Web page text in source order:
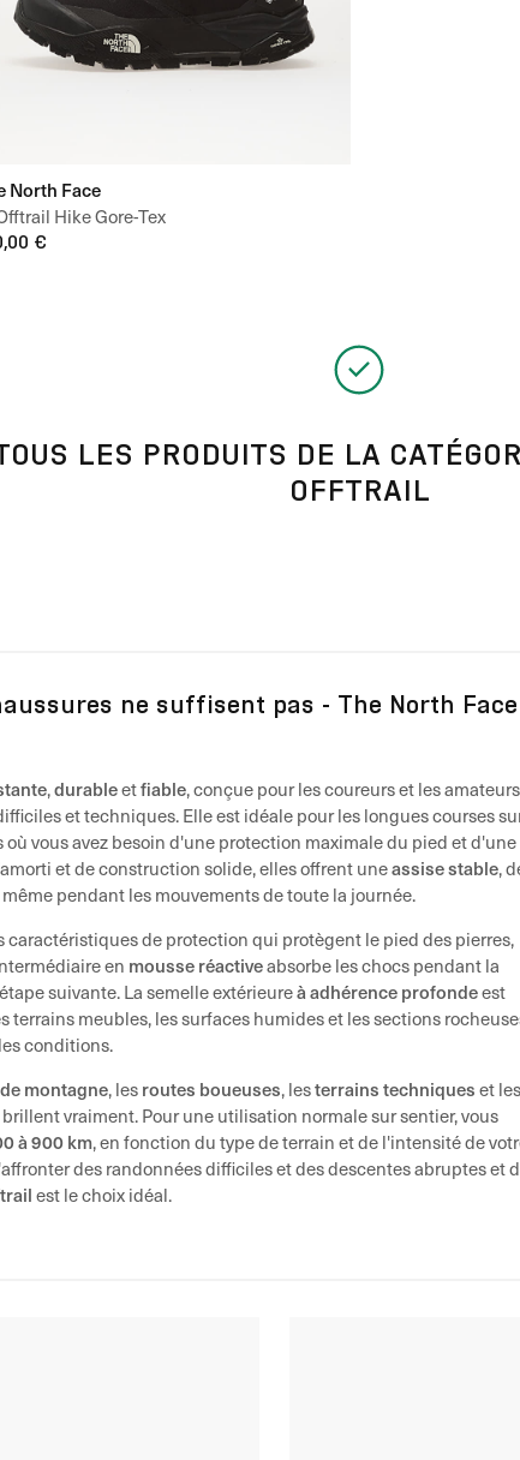
North Face
Hike Gore-Tex
€
LES PRODUITS DE LA
OFFTRAIL
ne suffisent pas - The North Face
,durableetfiable, conçue pour les coureurs et les amateurs
et techniques. Elle est idéale pour les longues courses
vous avez besoin d'une protection maximale du pied et d'une
et de construction solide, elles offrent uneassise stable,
pendant les mouvements de toute la journée.
caractéristiques de protection qui protègent le pied des pierres,
en mousse réactiveabsorbe les chocs pendant la
suivante. La semelle extérieureà adhérence profondeest
meubles, les surfaces humides et les sections
conditions.
montagne, les routes boueuses, lesterrains techniques et les
vraiment. Pour une utilisation normale sur sentier, vous
à 900 km, en fonction du type de terrain et de l'intensité de
des randonnées difficiles et des descentes abruptes et
est le choix idéal.